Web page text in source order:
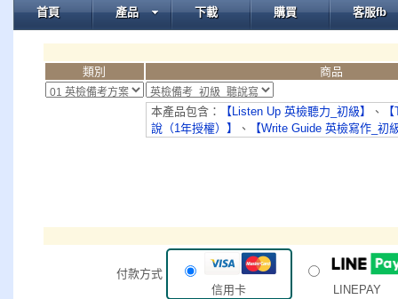
首頁 產品 下載 購買 客服fb
類別 商品
本產品包含： 【Listen Up 英檢聽力_初級】 、
說（1年授權）】
、 【Write Guide 英檢寫作_初
付款方式
信用卡
LINEPAY